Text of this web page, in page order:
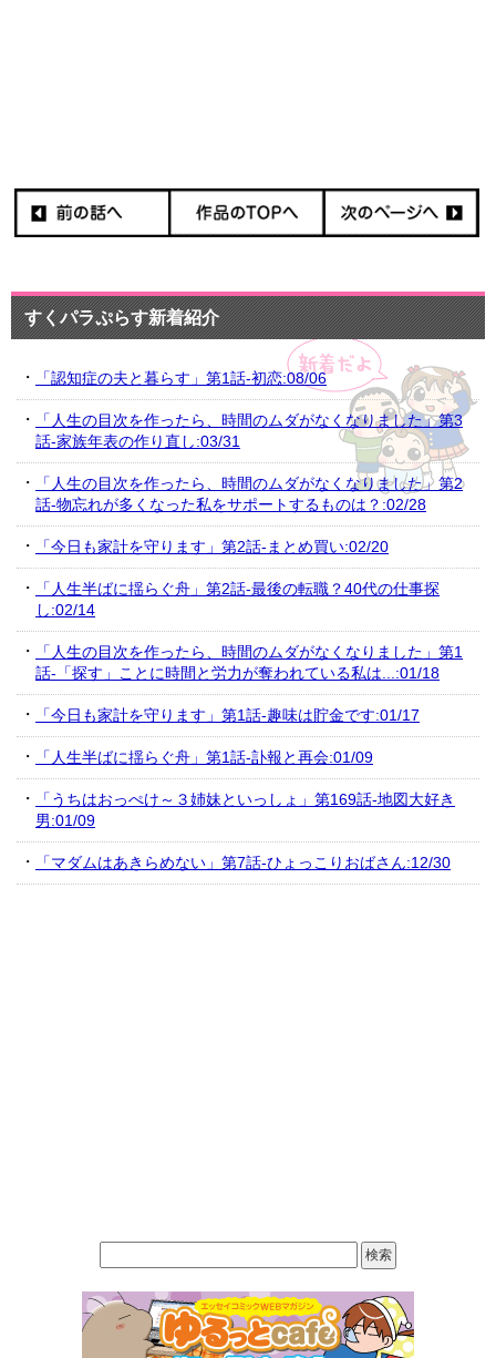
すくパラぷらす新着紹介
「認知症の夫と暮らす」第1話-初恋:08/06
「人生の目次を作ったら、時間のムダがなくなりました」第3
話-家族年表の作り直し:03/31
「人生の目次を作ったら、時間のムダがなくなりました」第2
話-物忘れが多くなった私をサポートするものは？:02/28
「今日も家計を守ります」第2話-まとめ買い:02/20
「人生半ばに揺らぐ舟」第2話-最後の転職？40代の仕事探
し:02/14
「人生の目次を作ったら、時間のムダがなくなりました」第1
話-「探す」ことに時間と労力が奪われている私は...:01/18
「今日も家計を守ります」第1話-趣味は貯金です:01/17
「人生半ばに揺らぐ舟」第1話-訃報と再会:01/09
「うちはおっぺけ～３姉妹といっしょ」第169話-地図大好き
男:01/09
「マダムはあきらめない」第7話-ひょっこりおばさん:12/30